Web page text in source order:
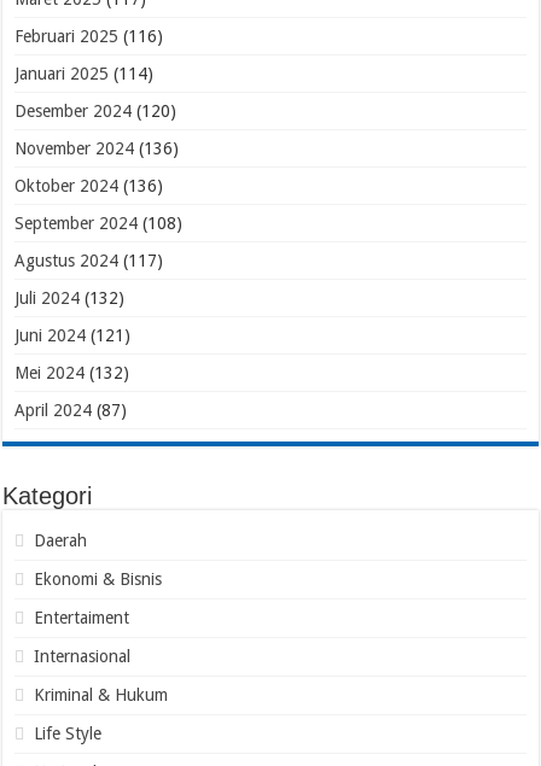
Februari 2025 (116)
Januari 2025 (114)
Desember 2024 (120)
November 2024 (136)
Oktober 2024 (136)
September 2024 (108)
Agustus 2024 (117)
Juli 2024 (132)
Juni 2024 (121)
Mei 2024 (132)
April 2024 (87)
Kategori
Daerah
Ekonomi & Bisnis
Entertaiment
Internasional
Kriminal & Hukum
Life Style